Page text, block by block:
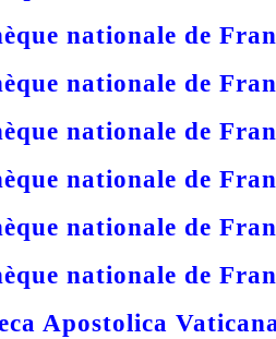
nationale de
nationale de
nationale de
nationale de
nationale de
nationale de
Apostolica